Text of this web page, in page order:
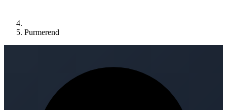
Purmerend